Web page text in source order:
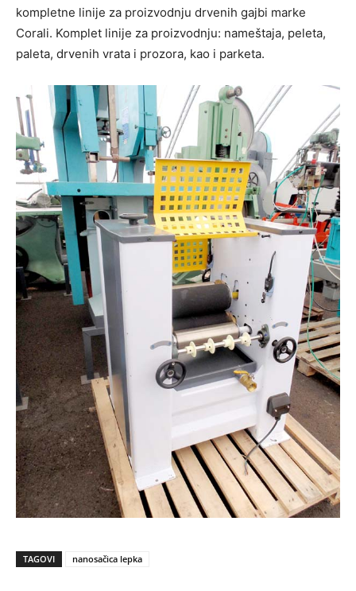
kompletne linije za proizvodnju drvenih gajbi marke
Corali. Komplet linije za proizvodnju: nameštaja, peleta,
paleta, drvenih vrata i prozora, kao i parketa.
TAGOVI nanosačica lepka